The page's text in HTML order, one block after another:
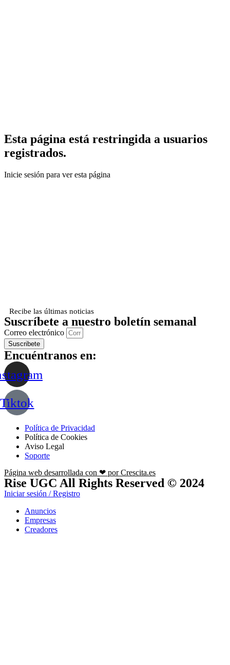
Esta página está restringida a usuarios
registrados.
Inicie sesión para ver esta página
Recibe las últimas noticias
Suscríbete a nuestro boletín semanal
Correo electrónico
Suscribete
Encuéntranos en:
Tiktok
Política de Privacidad
Política de Cookies
Aviso Legal
Soporte
Página web desarrollada con ❤ por Crescita.es
Rise UGC All Rights Reserved © 2024
Iniciar sesión / Registro
Anuncios
Empresas
Creadores